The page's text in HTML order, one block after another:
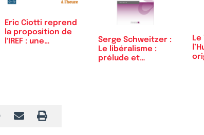
Eric Ciotti reprend
la proposition de
l'IREF : une…
Serge Schweitzer :
Le libéralisme :
prélude et…